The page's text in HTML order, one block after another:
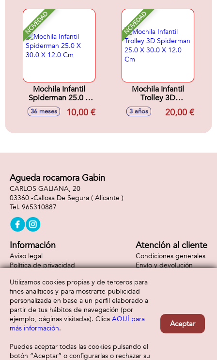
frases y melodias.
32,5x7,8x33 cm.
NOVEDAD
Mochila Infantil
Spiderman 25.0 X
30.0 X 12.0 Cm
36 meses 10,00 €
NOVEDAD
Mochila Infantil
Trolley 3D
Spiderman 25.0 X
30.0 X 12.0 Cm
3 años 20,00 €
Agueda rocamora Gabin
CARLOS GALIANA, 20
03360 -Callosa De Segura ( Alicante )
965310887
Información
Aviso legal
Política de privacidad
Atención al cliente
Condiciones generales
Envío y devolución
Formas de pago
Utilizamos cookies propias y de terceros para
fines analíticos y para mostrarte publicidad
personalizada en base a un perfil elaborado a
partir de tus hábitos de navegación (por
ejemplo, páginas visitadas). Clica AQUÍ para
más información.
Puedes aceptar todas las cookies pulsando el
botón “Aceptar” o configurarlas o rechazar su
Aceptar